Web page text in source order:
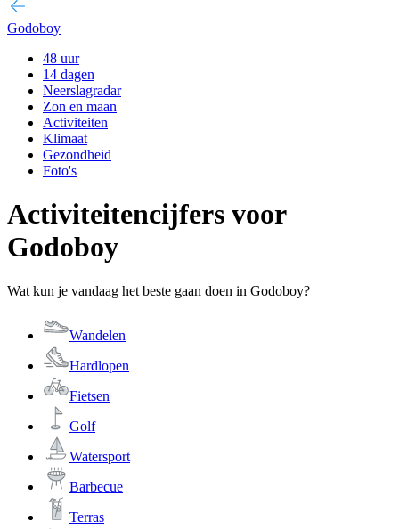
Godoboy
48 uur
14 dagen
Neerslagradar
Zon en maan
Activiteiten
Klimaat
Gezondheid
Foto's
Activiteitencijfers voor
Godoboy
Wat kun je vandaag het beste gaan doen in Godoboy?
Wandelen
Hardlopen
Fietsen
Golf
Watersport
Barbecue
Terras